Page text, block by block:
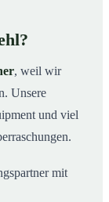
, weil wir
Unsere
und viel
mit